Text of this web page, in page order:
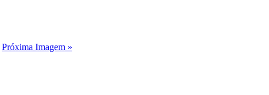
Próxima Imagem »